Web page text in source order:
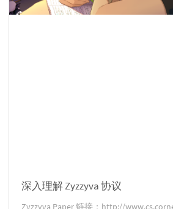
深入理解 Zyzzyva 协议
Zyzzyva Paper 链接：http://